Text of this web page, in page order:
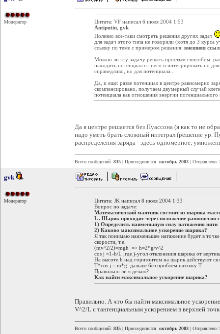
Модератор
Цитата: VF написал 6 июля 2004 1:53
Antiputin gvk
Полезно все-таки смотреть решения других задач
для задач этого типа не говорили (хотя до 3 курса
ссылку по теме с примером решения: внешняя
Можно ли эту задачу решать простым способом:
находить потенциал от него и интегрировать по
справедливо, но для потенциала...
Да, и еще: разве потенциал в центре равномерно
скомпенсировано, получаем двумерный случай
потенциала как отношения энергии потенциального
Да в центре решается без Пуассона (я как то не
надо уметь брать сложный интеграл (решение ур.
распределения заряда - здесь одномерное,
Всего сообщений: 835 | Присоединился: октябрь 2003 | Отправлено:
gvk
Модератор
Цитата: JK написал 8 июля 2004 1:33
Вопрос по задаче:
Математический маятник состоит из шарика
L . Шарик проходит через положение равновесия
1) Определить наименьшую силу натяжения нити
2) Каково максимальное ускорение шарика?
Я так понимаю наименьшее натяжение будет в
скорости, т.е.
(mv^2/2)=mgh => h=2*g/v^2
cos j =1-h/L ,где j-угол отклонения шарика от
На высоте h над горизонтом на шарик действуют
T*cos j = m*g дальше без проблем нахожу T
Правильно ли я делаю?
Как найти максимальное ускорение шарика?
Правильно. А что бы найти максимальное
V^2/L c тангенциальным ускорением в верхней
Всего сообщений: 835 | Присоединился: октябрь 2003 | Отправлено: